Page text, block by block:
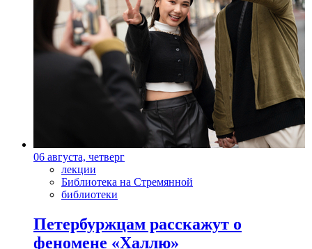
06 августа, четверг
лекции
Библиотека на Стремянной
библиотеки
Петербуржцам расскажут о
феномене «Халлю»